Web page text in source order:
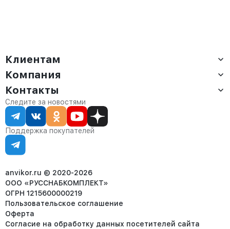
Клиентам
Доставка
Оплата
Сервис
Статус заказа
Статьи
Компания
О компании
Контакты
Партнёрам
Контакты
Отдел продаж:
8 (800) 234-22-62
corp@anvikor.ru
Ежедневно, с 7:00-19:00 (МСК)
Отдел рекламации:
8 (953) 455-25-61
Следите за новостями
Поддержка покупателей
anvikor.ru © 2020-2026
ООО «РУССНАБКОМПЛЕКТ»
ОГРН 1215600000219
Пользовательское соглашение
Оферта
Согласие на обработку данных посетителей сайта